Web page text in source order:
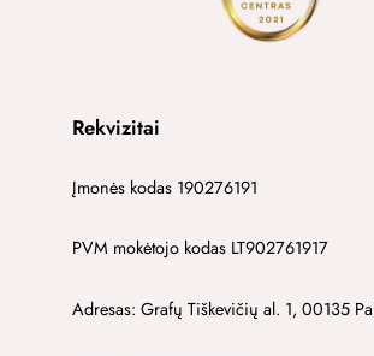
Rekvizitai
Įmonės kodas 190276191
PVM mokėtojo kodas LT902761917
Adresas: Grafų Tiškevičių al. 1, 00135